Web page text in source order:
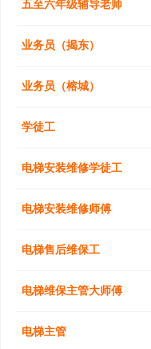
五至六年级辅导老师
业务员（揭东）
业务员（榕城）
学徒工
电梯安装维修学徒工
电梯安装维修师傅
电梯售后维保工
电梯维保主管大师傅
电梯主管